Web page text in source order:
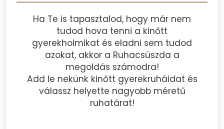
Ha Te is tapasztalod, hogy már nem
tudod hova tenni a kinőtt
gyerekholmikat és eladni sem tudod
azokat, akkor a Ruhacsúszda a
megoldás számodra!
Add le nekünk kinőtt gyerekruháidat és
válassz helyette nagyobb méretű
ruhatárat!